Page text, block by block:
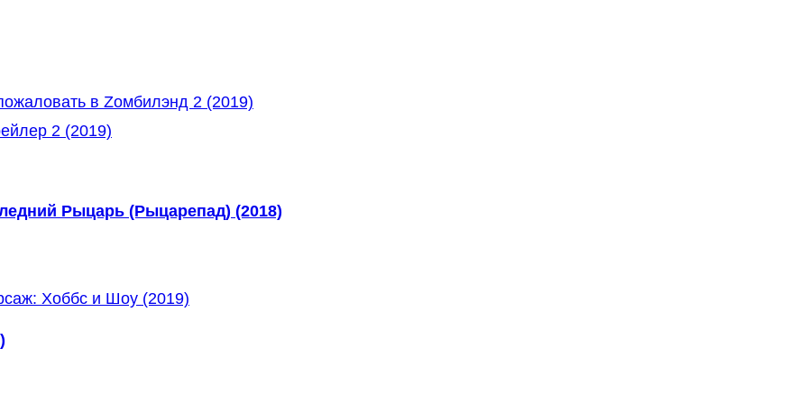
в Zомбилэнд 2 (2019)
2 (2019)
Рыцарь (Рыцарепад) (2018)